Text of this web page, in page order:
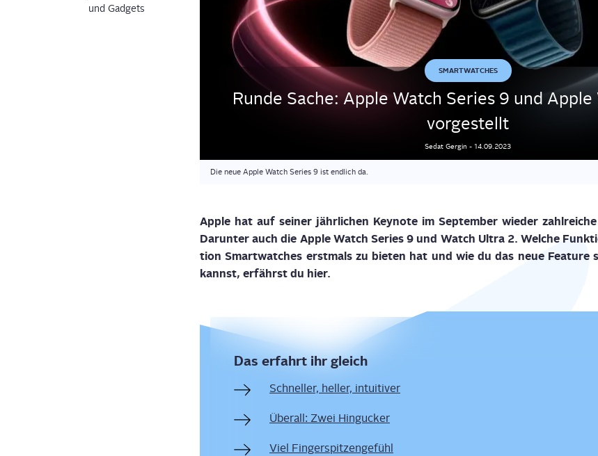
und Gadgets
SMARTWATCHES
Run­de Sache: Apple Watch Series 9 und
vorgestellt
Sedat Gergin - 14.09.2023
Die neue Apple Watch Series 9 ist endlich da.
Apple hat auf sei­ner jähr­li­chen Key­note im Sep­tem­ber wie­der
Dar­un­ter auch die Apple Watch Series 9 und Watch Ultra 2. Wel­che
ti­on Smart­wat­ches erst­mals zu bie­ten hat und wie du das neue Fea­ture
kannst, erfährst du hier.
Das erfahrt ihr gleich
Schnel­ler, hel­ler, intuitiver
Über­all: Zwei Hingucker
Viel Fin­ger­spit­zen­ge­fühl